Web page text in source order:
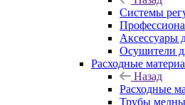
Системы
Аксессуары
Осушители
Расходные
Назад
Расходные
Трубы